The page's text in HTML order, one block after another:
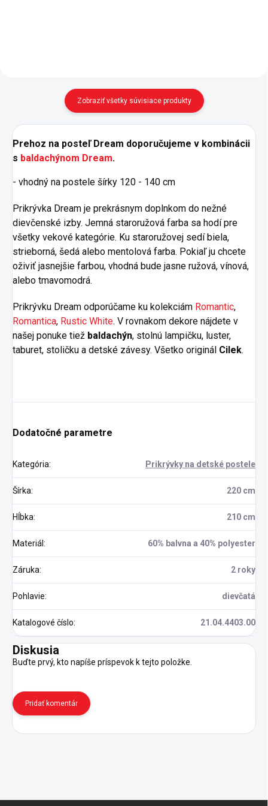
Zobraziť všetky súvisiace produkty
Prehoz na posteľ Dream doporučujeme v kombinácii
s baldachýnom Dream.
- vhodný na postele šírky 120 - 140 cm
Prikrývka Dream je prekrásnym doplnkom do nežné
dievčenské izby. Jemná staroružová farba sa hodí pre
všetky vekové kategórie. Ku staroružovej sedí biela,
strieborná, šedá alebo mentolová farba. Pokiaľ ju chcete
oživiť jasnejšie farbou, vhodná bude jasne ružová, vínová,
alebo tmavomodrá.
Prikrývku Dream odporúčame ku kolekciám Romantic,
Romantica, Rustic White. V rovnakom dekore nájdete v
našej ponuke tiež baldachýn, stolnú lampičku, luster,
taburet, stoličku a detské závesy. Všetko originál Cilek.
Dodatočné parametre
Kategória: Prikrývky na detské postele
Šírka: 220 cm
Hĺbka: 210 cm
Materiál : 60% balvna a 40% polyester
Záruka: 2 roky
Pohlavie: dievčatá
Katalogové číslo: 21.04.4403.00
Diskusia
Buďte prvý, kto napíše príspevok k tejto položke.
Pridať komentár